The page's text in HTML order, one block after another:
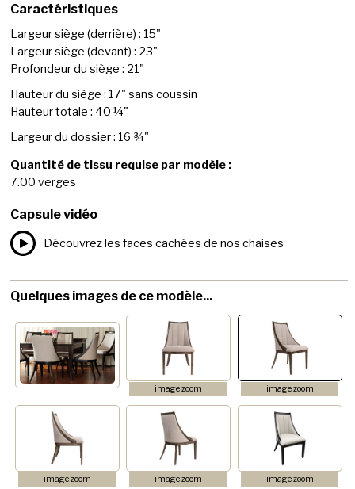
Caractéristiques
Largeur siège (derrière) : 15"
Largeur siège (devant) : 23"
Profondeur du siège : 21"
Hauteur du siège : 17" sans coussin
Hauteur totale : 40 ¼"
Largeur du dossier : 16 ¾"
Quantité de tissu requise par modèle :
7.00 verges
Capsule vidéo
Découvrez les faces cachées de nos chaises
Quelques images de ce modèle...
image zoom image zoom
image zoom image zoom image zoom